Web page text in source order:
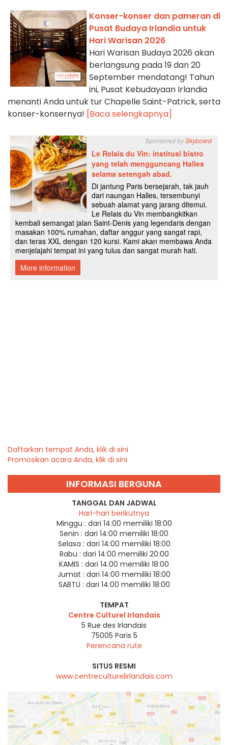
Konser-konser dan pameran di
Pusat Budaya Irlandia untuk
Hari Warisan 2026
Hari Warisan Budaya 2026 akan
berlangsung pada 19 dan 20
September mendatang! Tahun
ini, Pusat Kebudayaan Irlandia
menanti Anda untuk tur Chapelle Saint-Patrick, serta
konser-konsernya! [Baca selengkapnya]
Daftarkan tempat Anda, klik di sini
Promosikan acara Anda, klik di sini
INFORMASI BERGUNA
TANGGAL DAN JADWAL
Hari-hari berikutnya
Minggu : dari 14:00 memiliki 18:00
Senin : dari 14:00 memiliki 18:00
Selasa : dari 14:00 memiliki 18:00
Rabu : dari 14:00 memiliki 20:00
KAMIS : dari 14:00 memiliki 18:00
Jumat : dari 14:00 memiliki 18:00
SABTU : dari 14:00 memiliki 18:00
TEMPAT
Centre Culturel Irlandais
5 Rue des Irlandais
75005 Paris 5
Perencana rute
SITUS RESMI
www.centreculturelirlandais.com